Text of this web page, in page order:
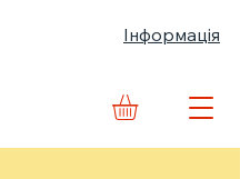
Інформація